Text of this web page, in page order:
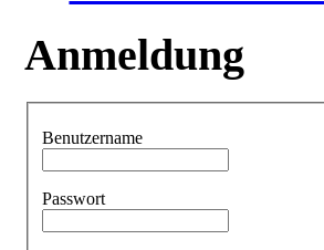
Anmeldung
Benutzername
Passwort